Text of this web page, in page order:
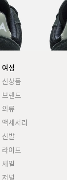
여성
신상품
브랜드
의류
액세서리
신발
라이프
세일
저널